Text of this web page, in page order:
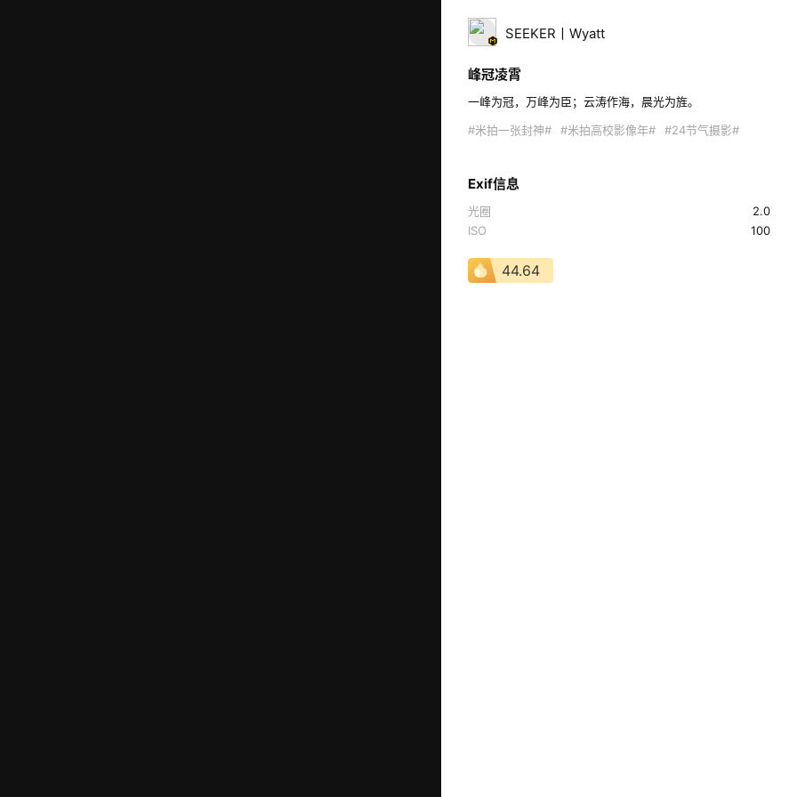
SEEKER丨Wyatt
峰冠凌霄
一峰为冠，万峰为臣；云涛作海，晨光为旌。
#米拍一张封神#
#米拍高校影像年# #24节气摄影#
Exif信息
光圈
2.0
ISO
100
44.64